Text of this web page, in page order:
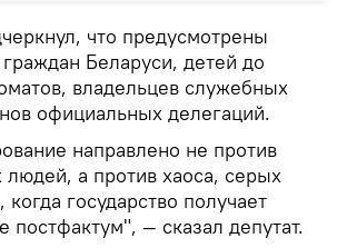
что предусмотрены
Беларуси, детей до
владельцев служебных
официальных делегаций.
направлено не против
людей, а против хаоса, серых
государство получает
— сказал депутат.